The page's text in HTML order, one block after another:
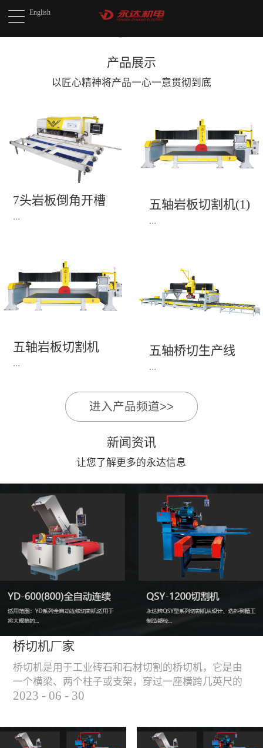
English
产品展示
以匠心精神将产品一心一意贯彻到底
7头岩板倒角开槽
机(1)
...
永达机电7头岩板倒角
开槽机，该设备采用流
水线作业，加工效率
陶瓷人造石进行直边斜
边修边倒角并开槽。
五轴岩板切割机(1)
...
1、简单易学的编程软
件，直观，快速，易
学。2、操作系统简单
稳、可靠。3、前后刀
切割，带去毛刺倒角功
面，不崩边。4、大板
平稳输送进出，切割加
工与上下板分开，便
捷，高效。5、19”显示
屏，按钮、遥杆集成面
板，操作快速、简便。
五轴岩板切割机
...
1、简单易学的编程软
学。2、操作系统简单
易用；采用进口伺服、
稳、可靠。3、前后刀
切割，带去毛刺倒角功
能，不伤石材、瓷砖表
面，不崩边。4、大板
平稳输送进出，切割加
工与上下板分开，便
捷，高效。5、19”显示
屏，按钮、遥杆集成面
板，操作快速、简便。
五轴桥切生产线
...
》》五轴桥切高配型
桥切（含输送板材平
台）
进入产品频道>>
新闻资讯
让您了解更多的永达信息
桥切机厂家
桥切机是用于工业砖石和石材切割的桥切机，它是由
一个横梁、两个柱子或支架，穿过一座横跨几英尺的
桥而构成，因其形状而得名。随着石材和工业砖石的
是用于实现快速切割大型石材和工业砖石的机器，具
有高效、节能、环保等优点，是现代建筑行业必不可
2023 - 06 - 30